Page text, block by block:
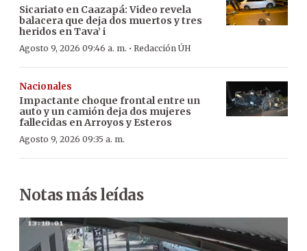
Sicariato en Caazapá: Video revela
balacera que deja dos muertos y tres
heridos en Tava’ i
Agosto 9, 2026 09:46 a. m. · Redacción ÚH
Nacionales
Impactante choque frontal entre un
auto y un camión deja dos mujeres
fallecidas en Arroyos y Esteros
Agosto 9, 2026 09:35 a. m.
Notas más leídas